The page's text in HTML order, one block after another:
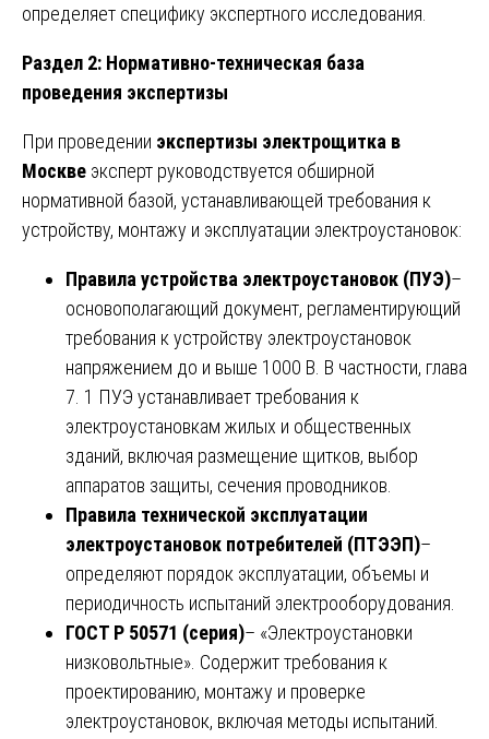
определяет специфику экспертного исследования.
Раздел 2: Нормативно-техническая база
проведения экспертизы
При проведении экспертизы электрощитка в
Москве эксперт руководствуется обширной
нормативной базой, устанавливающей требования к
устройству, монтажу и эксплуатации электроустановок:
Правила устройства электроустановок (ПУЭ)–
основополагающий документ, регламентирующий
требования к устройству электроустановок
напряжением до и выше 1000 В. В частности, глава
7. 1 ПУЭ устанавливает требования к
электроустановкам жилых и общественных
зданий, включая размещение щитков, выбор
аппаратов защиты, сечения проводников.
Правила технической эксплуатации
электроустановок потребителей (ПТЭЭП)–
определяют порядок эксплуатации, объемы и
периодичность испытаний электрооборудования.
ГОСТ Р 50571 (серия)– «Электроустановки
низковольтные». Содержит требования к
проектированию, монтажу и проверке
электроустановок, включая методы испытаний.